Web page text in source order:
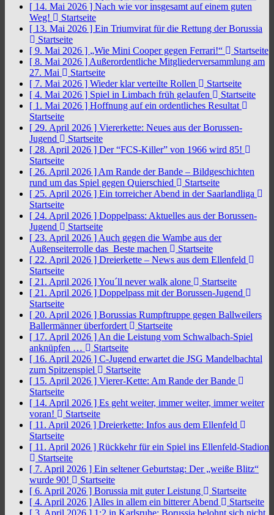
[ 14. Mai 2026 ] Nach wie vor insgesamt auf einem guten
Weg!
Startseite
[ 13. Mai 2026 ] Ein Triumvirat für die Rettung der Borussia
Startseite
[ 9. Mai 2026 ] „Wie Mini Cooper gegen Ferrari!“
Startseite
[ 8. Mai 2026 ] Außerordentliche Mitgliederversammlung am
27. Mai
Startseite
[ 7. Mai 2026 ] Wieder klar verteilte Rollen
Startseite
[ 4. Mai 2026 ] Spiel in Limbach früh gelaufen
Startseite
[ 1. Mai 2026 ] Hoffnung auf ein ordentliches Resultat
Startseite
[ 29. April 2026 ] Viererkette: Neues aus der Borussen-
Jugend
Startseite
[ 28. April 2026 ] Der “FCS-Killer” von 1966 wird 85!
Startseite
[ 26. April 2026 ] Am Rande der Bande – Bildgeschichten
rund um das Spiel gegen Quierschied
Startseite
[ 25. April 2026 ] Ein torreicher Abend in der Saarlandliga
Startseite
[ 24. April 2026 ] Doppelpass: Aktuelles aus der Borussen-
Jugend
Startseite
[ 23. April 2026 ] Auch gegen die Wambe aus der
Außenseiterrolle das Beste machen
Startseite
[ 22. April 2026 ] Dreierkette – News aus dem Ellenfeld
Startseite
[ 21. April 2026 ]You´ll never walk alone
Startseite
[ 21. April 2026 ] Doppelpass mit der Borussen-Jugend
Startseite
[ 20. April 2026 ] Borussias Rumpftruppe gegen Ballweilers
Ballermänner überfordert
Startseite
[ 17. April 2026 ] An die Leistung vom Schwalbach-Spiel
anknüpfen …
Startseite
[ 16. April 2026 ] C-Jugend erwartet die JSG Mandelbachtal
zum Spitzenspiel
Startseite
[ 15. April 2026 ] Vierer-Kette: Am Rande der Bande
Startseite
[ 14. April 2026 ] Es geht weiter, immer weiter, immer weiter
voran!
Startseite
[ 11. April 2026 ] Dreierkette: Infos aus dem Ellenfeld
Startseite
[ 11. April 2026 ] Rückkehr für ein Spiel ins Ellenfeld-Stadion
Startseite
[ 7. April 2026 ] Ein seltener Geburtstag: Der „weiße Blitz“
wurde 90!
Startseite
[ 6. April 2026 ] Borussia mit guter Leistung
Startseite
[ 4. April 2026 ] Alles in allem ein bitterer Abend
Startseite
[ 3. April 2026 ] 1:2 in Karlsruhe: Borussia belohnt sich nicht